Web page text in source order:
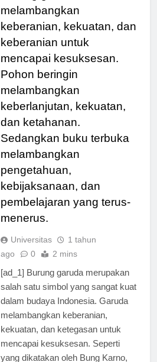
Burung garuda
melambangkan
keberanian, kekuatan, dan
keberanian untuk
mencapai kesuksesan.
Pohon beringin
melambangkan
keberlanjutan, kekuatan,
dan ketahanan.
Sedangkan buku terbuka
melambangkan
pengetahuan,
kebijaksanaan, dan
pembelajaran yang terus-
Universitas
1 tahun
[ad_1] Burung garuda merupakan
salah satu simbol yang sangat kuat
dalam budaya Indonesia. Garuda
melambangkan keberanian,
kekuatan, dan ketegasan untuk
mencapai kesuksesan. Seperti